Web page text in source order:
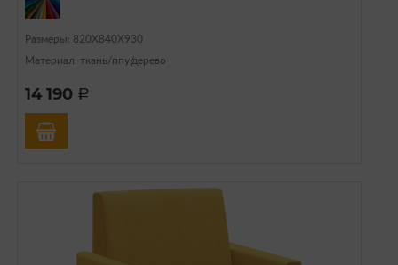
Размеры: 820Х840Х930
Материал: ткань/ппу/дерево
14 190 a